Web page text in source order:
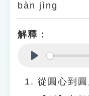
貓頭鷹博士
bàn jìng
解釋：
從圓心到圓